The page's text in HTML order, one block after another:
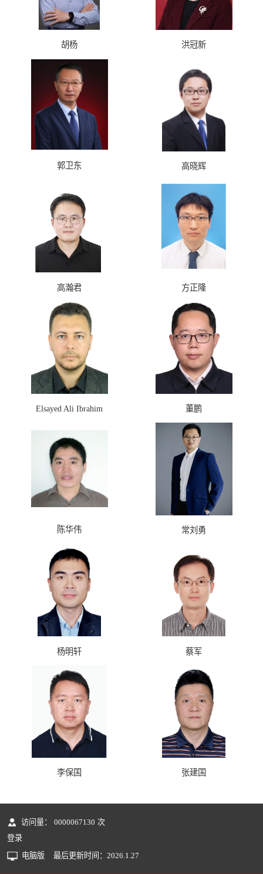
胡杨 洪冠新
郭卫东 高晓辉
高瀚君 方正隆
Elsayed Ali Ibrahim
Barakat
董鹏
陈华伟 常刘勇
杨明轩 蔡军
李保国 张建国
访问量： 0000067130 次
登录
电脑版
最后更新时间： 2026 1 27